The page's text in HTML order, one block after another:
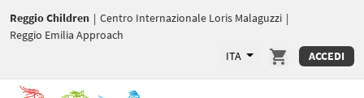
Reggio Children | Centro Internazionale Loris Malaguzzi |
Reggio Emilia Approach
ITA
ACCEDI